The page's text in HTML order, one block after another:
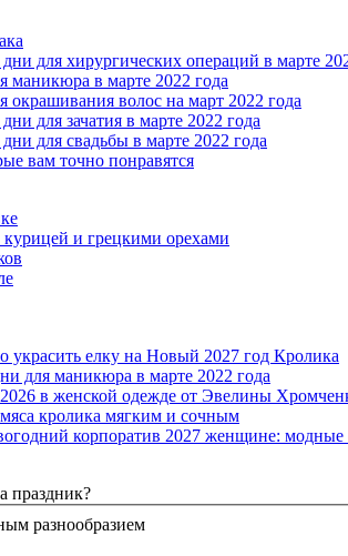
для хирургических операций в марте
маникюра в марте 2022 года
окрашивания волос на март 2022 года
для зачатия в марте 2022 года
для свадьбы в марте 2022 года
вам точно понравятся
и грецкими орехами
украсить елку на Новый 2027 год Кролика
для маникюра в марте 2022 года
в женской одежде от Эвелины
кролика мягким и сочным
корпоратив 2027 женщине: модные
праздник?
разнообразием